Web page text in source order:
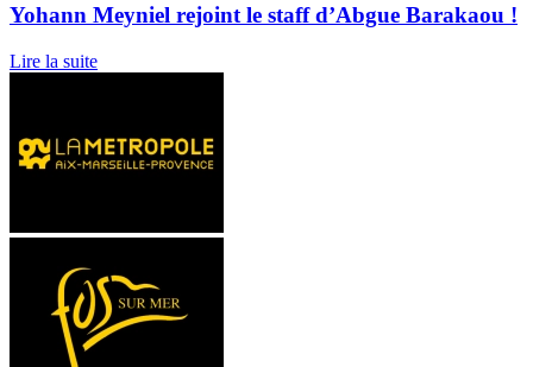
Yohann Meyniel rejoint le staff d’Abgue Barakaou !
Lire la suite